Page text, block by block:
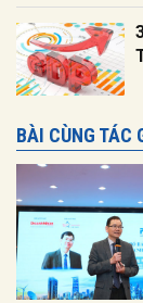
BÀI CÙNG TÁC